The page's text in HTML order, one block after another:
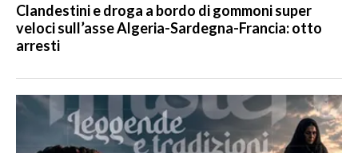
Clandestini e droga a bordo di gommoni super
veloci sull’asse Algeria-Sardegna-Francia: otto
arresti